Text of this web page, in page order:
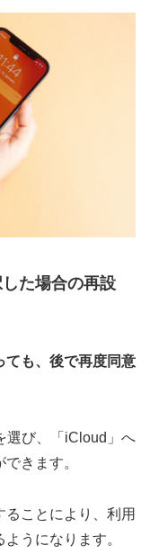
た場合の再設
ても、後で再度同意
選び、「iCloud」へ
きます。
ことにより、利用
うになります。